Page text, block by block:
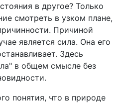
в другое? Только
смотреть в узком плане,
Причиной
является сила. Она его
Здесь
в общем смысле без
понятия, что в природе